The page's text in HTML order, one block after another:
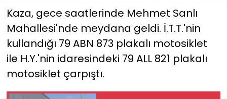
Kaza, gece saatlerinde Mehmet Sanlı
Mahallesi'nde meydana geldi. İ.T.T.'nin
kullandığı 79 ABN 873 plakalı motosiklet
ile H.Y.'nin idaresindeki 79 ALL 821 plakalı
motosiklet çarpıştı.
SPOR
TEKNOLOJİ
Yaşam
YEREL POLİTİKA